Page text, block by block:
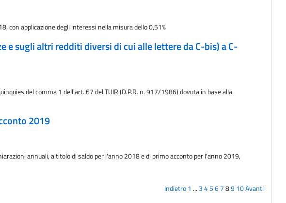
con applicazione degli interessi nella misura dello 0,51%
sugli altri redditi diversi di cui alle lettere da C-bis) a C-
del comma 1 dell'art. 67 del TUIR (D.P.R. n. 917/1986) dovuta in base alla
2019
annuali, a titolo di saldo per l'anno 2018 e di primo acconto per l'anno 2019,
Indietro1 ... 345678910Avanti